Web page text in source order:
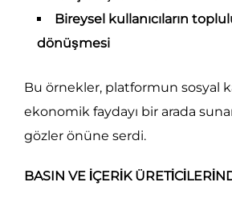
Bireysel kullanıcıların
dönüşmesi
Bu örnekler, platformun sosyal
ekonomik faydayı bir arada
gözler önüne serdi.
BASIN VE İÇERİK